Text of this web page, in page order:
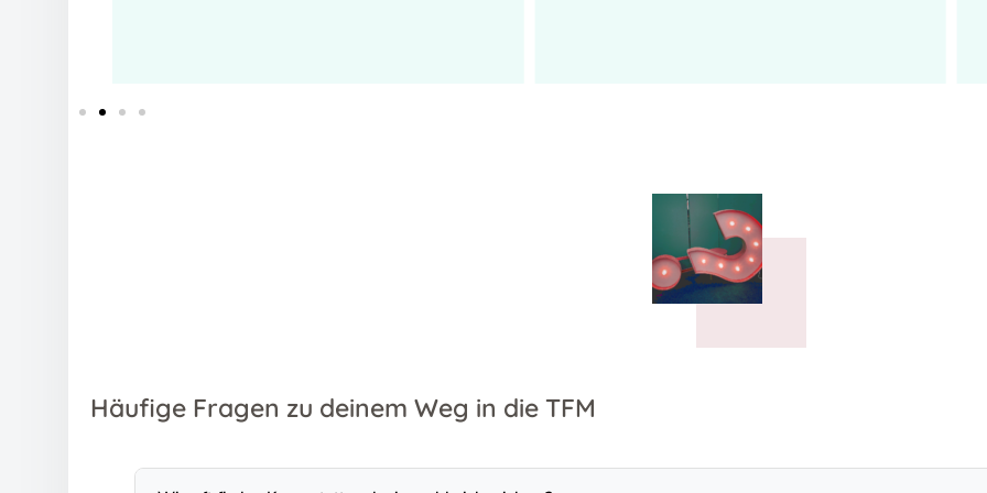
Häufige Fragen zu deinem Weg in die TFM